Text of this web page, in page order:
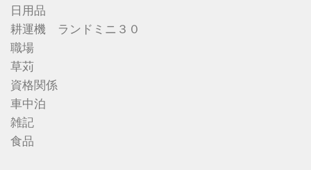
日用品
耕運機 ランドミニ３０
職場
草苅
資格関係
車中泊
雑記
食品